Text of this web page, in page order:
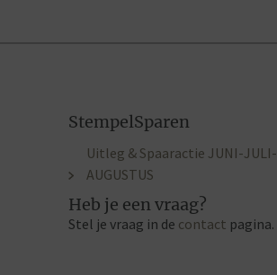
StempelSparen
Uitleg & Spaaractie JUNI-JULI-
AUGUSTUS
Heb je een vraag?
Stel je vraag in de contact pagina.